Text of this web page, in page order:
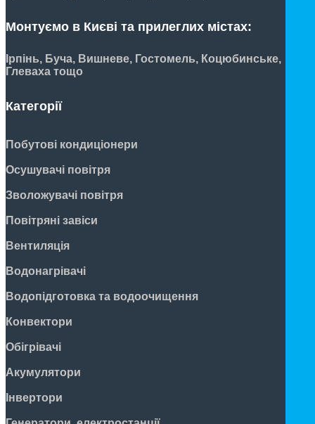
Монтуємо в Києві та прилеглих містах:
Ірпінь, Буча, Вишневе, Гостомель, Коцюбинське,
Глеваха тощо
Категорії
Побутові кондиціонери
Осушувачі повітря
Зволожувачі повітря
Повітряні завіси
Вентиляція
Водонагрівачі
Водопідготовка та водоочищення
Конвектори
Обігрівачі
Акумулятори
Інвертори